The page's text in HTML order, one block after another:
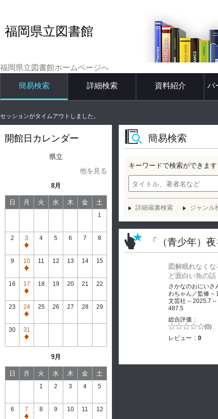
福岡県立図書館
福岡県立図書館ホームページへ
簡易検索 詳細検索 資料紹介 パ
セッションがタイムアウトしました。
開館日カレンダー
県立
他を見る
8月
日 月 火 水 木 金 土
1
2
3
通
常
休
館
4 5 6 7 8
9
10
通
常
休
館
11 12 13 14 15
16
17
通
常
休
館
18 19 20 21 22
23
24
通
常
休
館
25 26 27 28 29
30
31
通
館
9月
日 月 火 水 木 金 土
1 2 3 4 5
6
7
8 9 10 11 12
簡易検索
キーワードで検索ができます
詳細蔵書検索 ジャンル
「（青少年）
図解眠れなくな
ど面白い魚の話
さかなのおにいさ
わちゃん／監修 --
文芸社 -- 2025.7 --
487.5
総合評価
5段階評価の (0)
レビュー
0